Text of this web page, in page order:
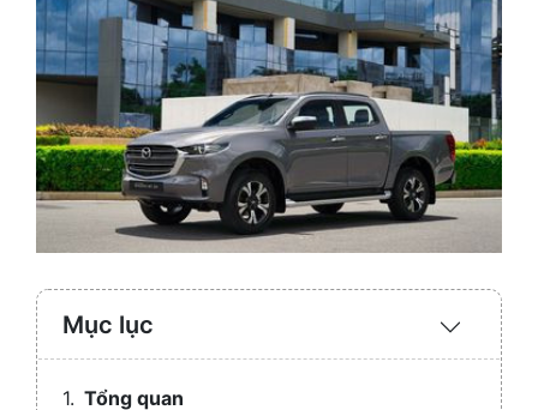
Mục lục
Expand
/
Tổng quan